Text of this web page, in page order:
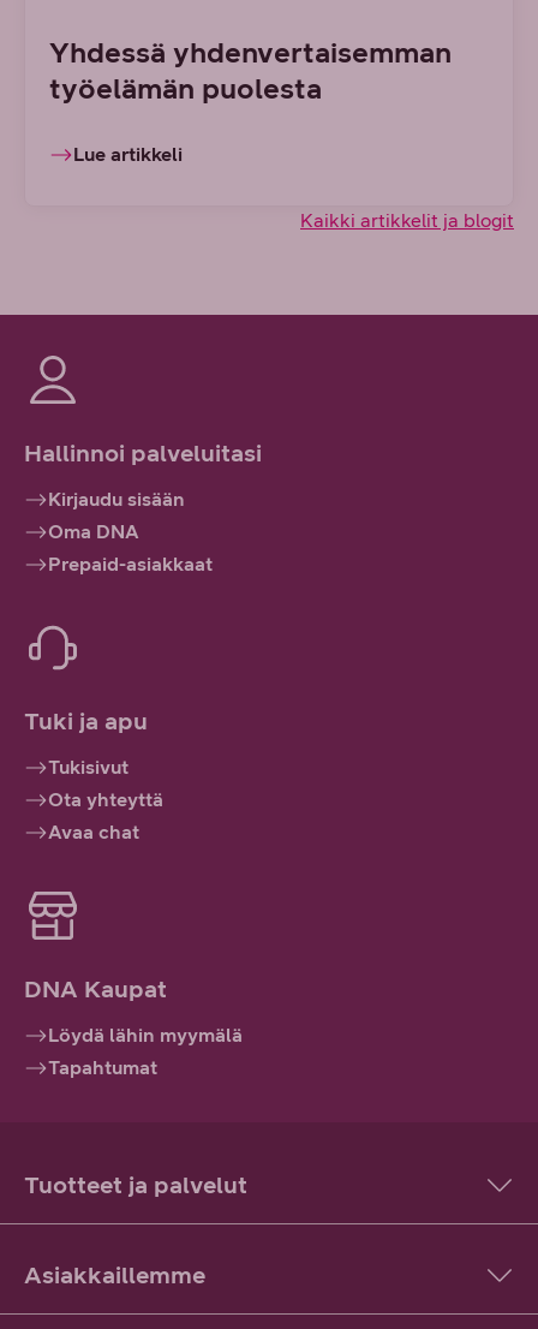
Yhdessä yhdenvertaisemman
työelämän puolesta
Lue artikkeli
Kaikki artikkelit ja blogit
Hallinnoi palveluitasi
Kirjaudu sisään
Oma DNA
Prepaid-asiakkaat
Tuki ja apu
Tukisivut
Ota yhteyttä
Avaa chat
DNA Kaupat
Löydä lähin myymälä
Tapahtumat
Tuotteet ja palvelut
Asiakkaillemme